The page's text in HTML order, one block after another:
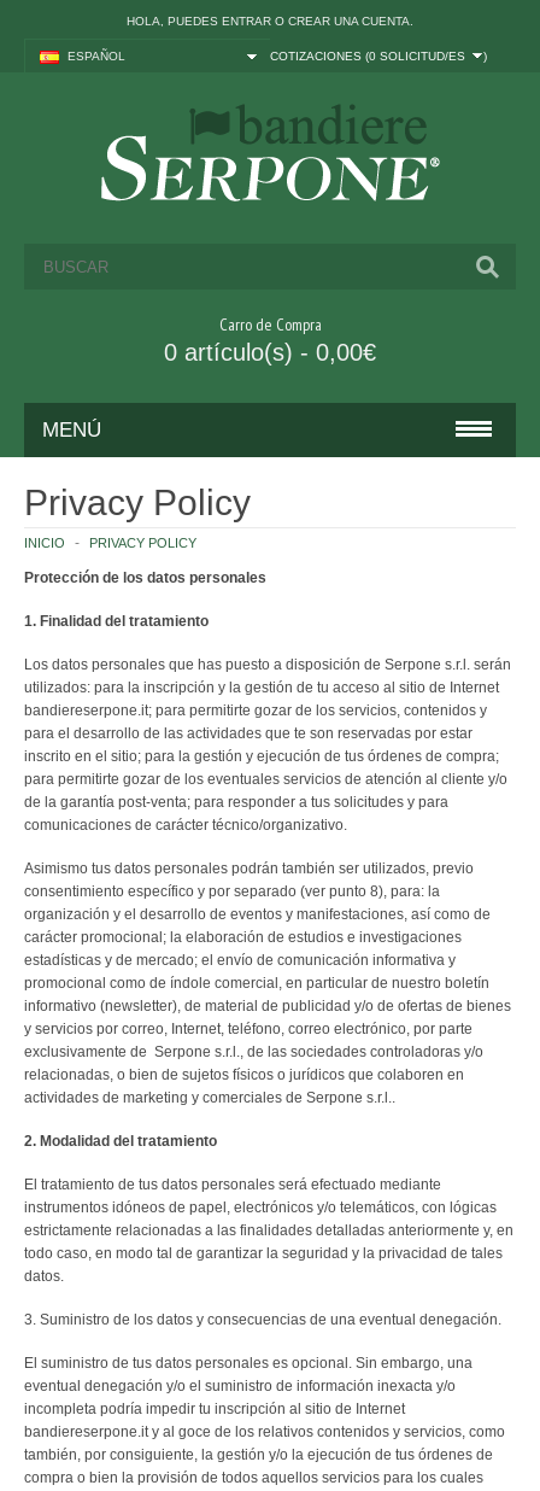
HOLA, PUEDES ENTRAR O CREAR UNA CUENTA
ESPAÑOL COTIZACIONES (0 SOLICITUD/ES )
Carro de Compra
0 artículo(s) - 0,00€
MENÚ
ITALIA Y UE
EUROPA
AFRICA
AMERICA
ASIA
OCEANÍA
ANTÁRTIDA
ORGANIZACIONES INTERNACIONALES
PERSONALIZADAS
NAUTICA
OTRAS BANDERAS
SET Y CONJUNTOS
ACCESORIOS
EMBLEMAS Y OTROS
Privacy Policy
INICIO PRIVACY POLICY
Protección de los datos personales
1. Finalidad del tratamiento
Los datos personales que has puesto a disposición de Serpone s.r.l. serán
utilizados: para la inscripción y la gestión de tu acceso al sitio de Internet
bandiereserpone.it; para permitirte gozar de los servicios, contenidos y
para el desarrollo de las actividades que te son reservadas por estar
inscrito en el sitio; para la gestión y ejecución de tus órdenes de compra;
para permitirte gozar de los eventuales servicios de atención al cliente y/o
de la garantía post-venta; para responder a tus solicitudes y para
comunicaciones de carácter técnico/organizativo.
Asimismo tus datos personales podrán también ser utilizados, previo
consentimiento específico y por separado (ver punto 8), para: la
organización y el desarrollo de eventos y manifestaciones, así como de
carácter promocional; la elaboración de estudios e investigaciones
estadísticas y de mercado; el envío de comunicación informativa y
promocional como de índole comercial, en particular de nuestro boletín
informativo (newsletter), de material de publicidad y/o de ofertas de bienes
y servicios por correo, Internet, teléfono, correo electrónico, por parte
exclusivamente de Serpone s.r.l., de las sociedades controladoras y/o
relacionadas, o bien de sujetos físicos o jurídicos que colaboren en
actividades de marketing y comerciales de Serpone s.r.l..
2. Modalidad del tratamiento
El tratamiento de tus datos personales será efectuado mediante
instrumentos idóneos de papel, electrónicos y/o telemáticos, con lógicas
estrictamente relacionadas a las finalidades detalladas anteriormente y, en
todo caso, en modo tal de garantizar la seguridad y la privacidad de tales
datos.
3. Suministro de los datos y consecuencias de una eventual denegación.
El suministro de tus datos personales es opcional. Sin embargo, una
eventual denegación y/o el suministro de información inexacta y/o
incompleta podría impedir tu inscripción al sitio de Internet
bandiereserpone.it y al goce de los relativos contenidos y servicios, como
también, por consiguiente, la gestión y/o la ejecución de tus órdenes de
compra o bien la provisión de todos aquellos servicios para los cuales